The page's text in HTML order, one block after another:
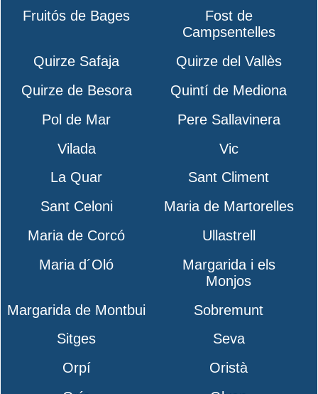
Fruitós de Bages
Fost de
Campsentelles
Quirze Safaja
Quirze del Vallès
Quirze de Besora
Quintí de Mediona
Pol de Mar
Pere Sallavinera
Vilada
Vic
La Quar
Sant Climent
Sant Celoni
Maria de Martorelles
Maria de Corcó
Ullastrell
Maria d´Oló
Margarida i els
Monjos
Margarida de Montbui
Sobremunt
Sitges
Seva
Orpí
Oristà